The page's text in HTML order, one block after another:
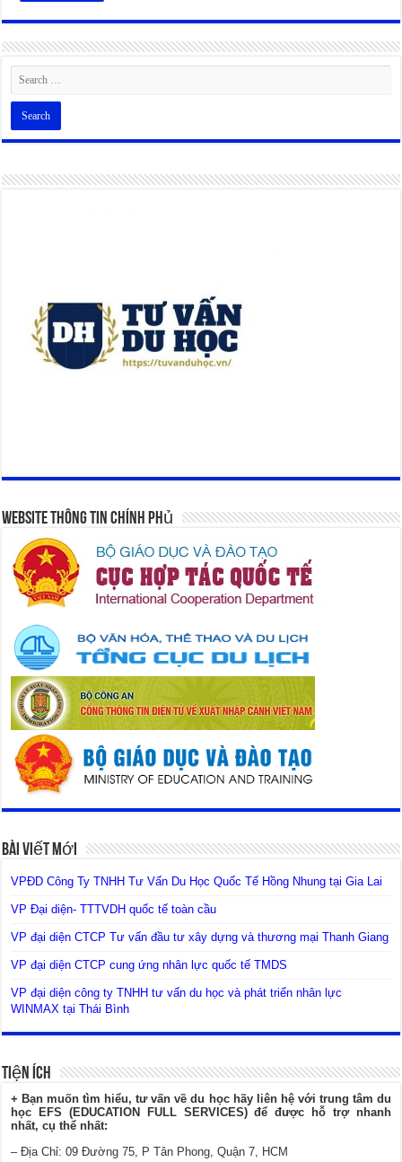
Alternative:
Website Thông Tin Chính Phủ
Bài Viết Mới
VPĐD Công Ty TNHH Tư Vấn Du Học Quốc Tế Hồng Nhung tại Gia Lai
VP Đại diện- TTTVDH quốc tế toàn cầu
VP đại diện CTCP Tư vấn đầu tư xây dựng và thương mại Thanh Giang
VP đại diện CTCP cung ứng nhân lực quốc tế TMDS
VP đại diện công ty TNHH tư vấn du học và phát triển nhân lực
WINMAX tại Thái Bình
Tiện Ích
+ Bạn muốn tìm hiểu, tư vấn về du học hãy liên hệ với trung tâm du
học EFS (EDUCATION FULL SERVICES) để được hỗ trợ nhanh
nhất, cụ thể nhất:
– Địa Chỉ: 09 Đường 75, P Tân Phong, Quận 7, HCM